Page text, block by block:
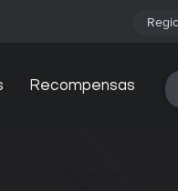
Recompensas